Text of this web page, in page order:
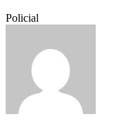
Policial